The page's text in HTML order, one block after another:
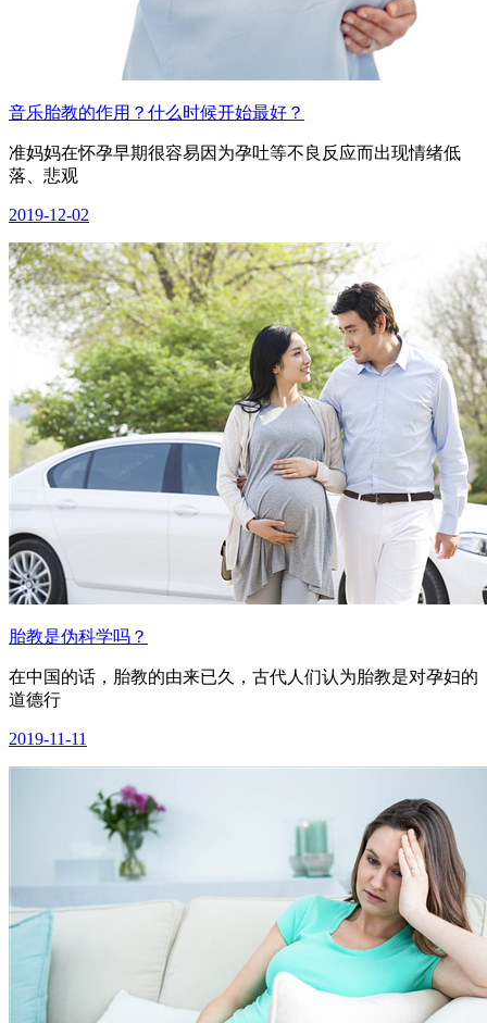
音乐胎教的作用？什么时候开始最好？
准妈妈在怀孕早期很容易因为孕吐等不良反应而出现情绪低
落、悲观
2019-12-02
胎教是伪科学吗？
在中国的话，胎教的由来已久，古代人们认为胎教是对孕妇的
道德行
2019-11-11